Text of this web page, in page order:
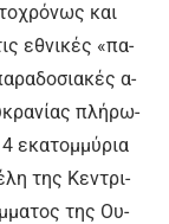
και
ε­θνι­κές «πα­
α­
πλή­ρω­
ε­κα­τομ­μύ­ρια
της Κε­ντρι­
της Ου­